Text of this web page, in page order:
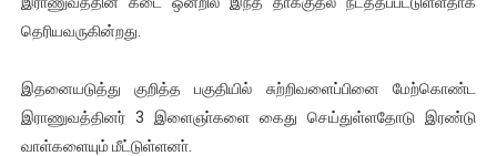
ஐ.நா முன்றலில் சீரற்ற காலநிலையிலும் தமிழின அழிப்பிற்கு
இளையராஜா – கமல் அவசர சந்திப்பு (படங்கள், விடியோ)
ஜனாதிபதி ஐக்கிய நாடுகளின் பொதுச் சபை கூட்டத்தில் இன்று
தெரியவருகின்றது.
இதனையடுத்து குறித்த பகுதியில் சுற்றிவளைப்பினை மேற்கொண்ட
இராணுவத்தினர் 3 இளைஞா்களை கைது செய்துள்ளதோடு இரண்டு
வாள்களையும் மீட்டுள்ளனா்.